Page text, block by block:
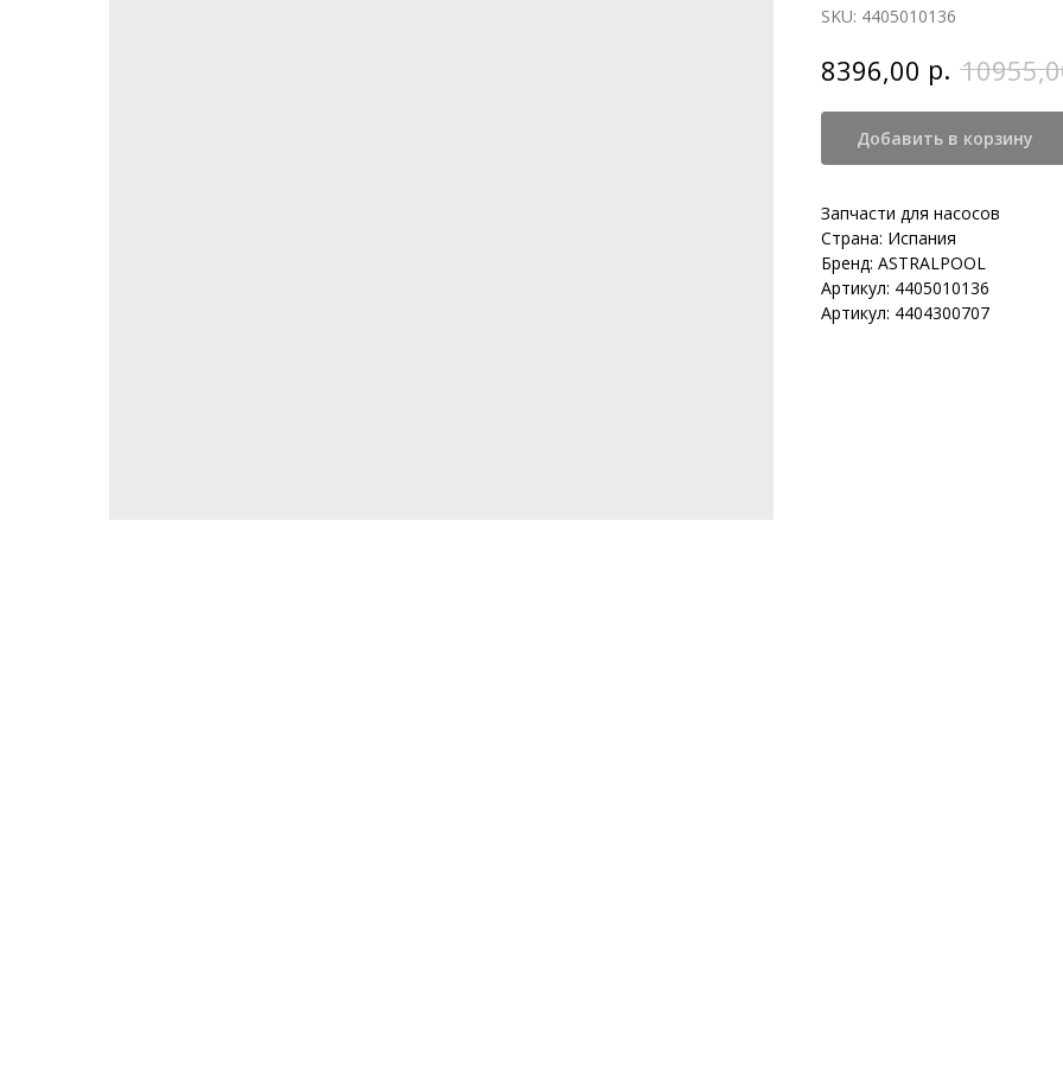
SKU: 4405010136
8396,00 р.
Добавить в корзину
Запчасти для насосов
Страна: Испания
Бренд: ASTRALPOOL
Артикул: 4405010136
Артикул: 4404300707